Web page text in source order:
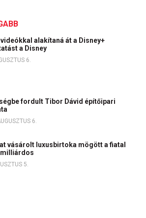
alakítaná át a Disney+
a Disney
6.
fordult Tibor Dávid építőipari
6.
vásárolt luxusbirtoka mögött a fiatal
5.